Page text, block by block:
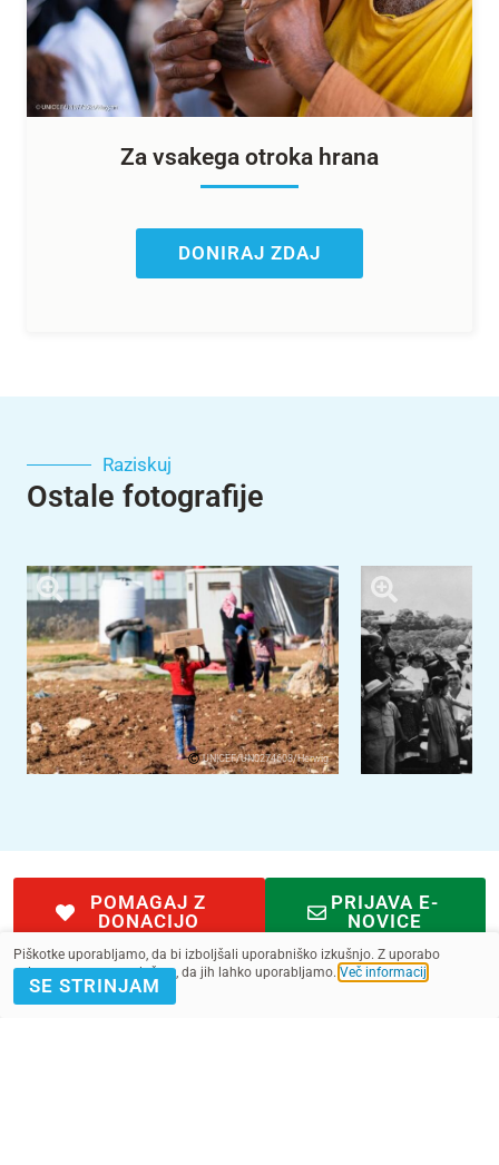
Za vsakega otroka hrana
DONIRAJ ZDAJ
Raziskuj
Ostale fotografije
UNICEF/UN0274608/Herwig
POMAGAJ Z
DONACIJO
PRIJAVA E-
NOVICE
Piškotke uporabljamo, da bi izboljšali uporabniško izkušnjo. Z uporabo
spletnega mesta soglašate, da jih lahko uporabljamo. Več informacij
SE STRINJAM